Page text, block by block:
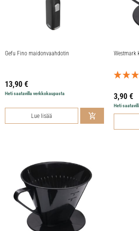
Gefu Fino maidonvaahdotin
13,90 €
Heti saatavilla verkkokaupasta
Lue lisää
Westmark
3,90 €
Heti